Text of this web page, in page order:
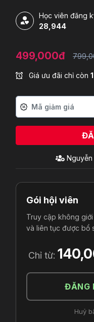
Học viên đăng
28,944
499,000đ
Giá ưu đãi chỉ còn
Gói hội viên
Truy cập không
và liên tục được bổ
Chỉ từ:
ĐĂNG
Huỷ